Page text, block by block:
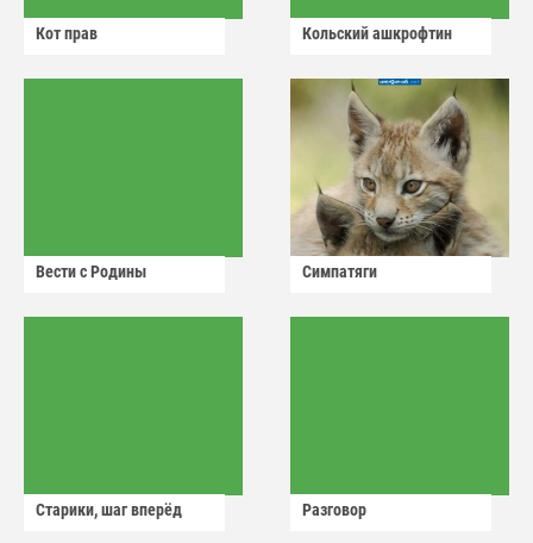
Кот прав Кольский ашкрофтин
Вести с Родины Симпатяги
Старики, шаг вперёд Разговор